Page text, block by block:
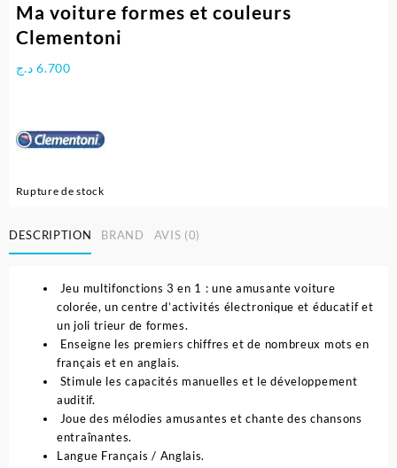
Ma voiture formes et couleurs
Clementoni
6.700 د.ج
Rupture de stock
DESCRIPTION BRAND AVIS (0)
Jeu multifonctions 3 en 1 : une amusante voiture
colorée, un centre d’activités électronique et éducatif et
un joli trieur de formes.
Enseigne les premiers chiffres et de nombreux mots en
français et en anglais.
Stimule les capacités manuelles et le développement
auditif.
Joue des mélodies amusantes et chante des chansons
entraînantes.
Langue Français / Anglais.